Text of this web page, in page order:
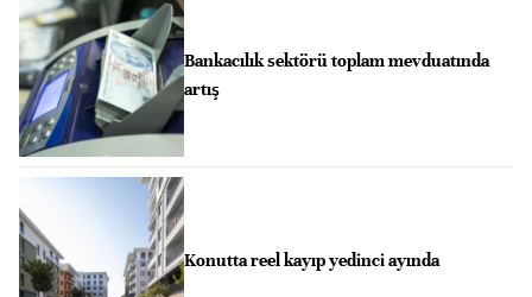
Bankacılık sektörü toplam mevduatında
artış
Konutta reel kayıp yedinci ayında